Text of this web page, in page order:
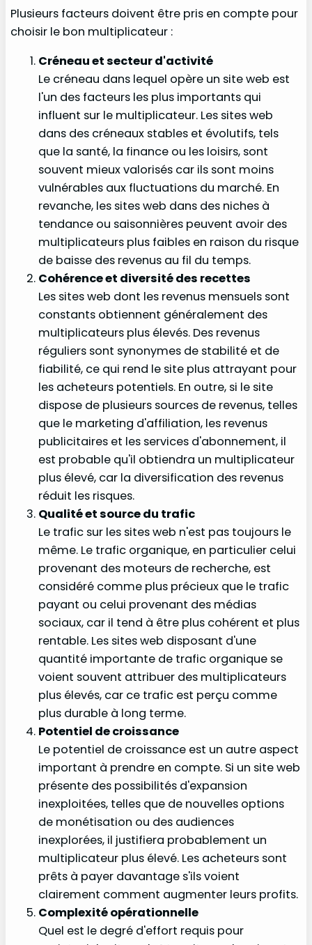
Plusieurs facteurs doivent être pris en compte pour
choisir le bon multiplicateur :
Créneau et secteur d'activité
Le créneau dans lequel opère un site web est
l'un des facteurs les plus importants qui
influent sur le multiplicateur. Les sites web
dans des créneaux stables et évolutifs, tels
que la santé, la finance ou les loisirs, sont
souvent mieux valorisés car ils sont moins
vulnérables aux fluctuations du marché. En
revanche, les sites web dans des niches à
tendance ou saisonnières peuvent avoir des
multiplicateurs plus faibles en raison du risque
de baisse des revenus au fil du temps.
Cohérence et diversité des recettes
Les sites web dont les revenus mensuels sont
constants obtiennent généralement des
multiplicateurs plus élevés. Des revenus
réguliers sont synonymes de stabilité et de
fiabilité, ce qui rend le site plus attrayant pour
les acheteurs potentiels. En outre, si le site
dispose de plusieurs sources de revenus, telles
que le marketing d'affiliation, les revenus
publicitaires et les services d'abonnement, il
est probable qu'il obtiendra un multiplicateur
plus élevé, car la diversification des revenus
réduit les risques.
Qualité et source du trafic
Le trafic sur les sites web n'est pas toujours le
même. Le trafic organique, en particulier celui
provenant des moteurs de recherche, est
considéré comme plus précieux que le trafic
payant ou celui provenant des médias
sociaux, car il tend à être plus cohérent et plus
rentable. Les sites web disposant d'une
quantité importante de trafic organique se
voient souvent attribuer des multiplicateurs
plus élevés, car ce trafic est perçu comme
plus durable à long terme.
Potentiel de croissance
Le potentiel de croissance est un autre aspect
important à prendre en compte. Si un site web
présente des possibilités d'expansion
inexploitées, telles que de nouvelles options
de monétisation ou des audiences
inexplorées, il justifiera probablement un
multiplicateur plus élevé. Les acheteurs sont
prêts à payer davantage s'ils voient
clairement comment augmenter leurs profits.
Complexité opérationnelle
Quel est le degré d'effort requis pour